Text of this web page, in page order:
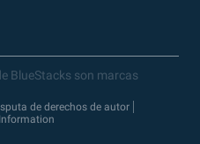
BlueStacks son marcas
de derechos de autor